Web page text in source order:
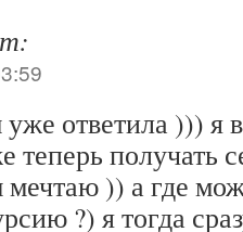
ответила ))) я
теперь получать
)) а где
?) я тогда